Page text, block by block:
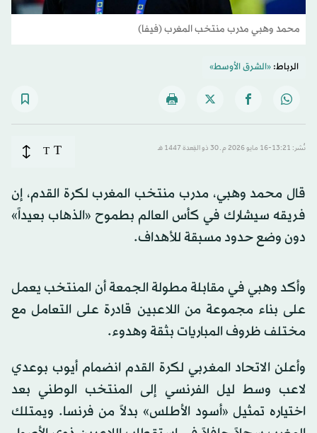
محمد وهبي مدرب منتخب المغرب (فيفا)
الرباط:«الشرق الأوسط»
نُشر: 13:21-16 مايو 2026 م ـ 30 ذو القِعدة 1447 هـ T
T
قال محمد وهبي، مدرب منتخب المغرب لكرة القدم، إن
فريقه سيشارك في كأس العالم بطموح «الذهاب بعيداً»
دون وضع حدود مسبقة للأهداف.
وأكد وهبي في مقابلة مطولة الجمعة أن المنتخب يعمل
على بناء مجموعة من اللاعبين قادرة على التعامل مع
مختلف ظروف المباريات بثقة وهدوء.
وأعلن الاتحاد المغربي لكرة القدم انضمام أيوب بوعدي
لاعب وسط ليل الفرنسي إلى المنتخب الوطني بعد
اختياره تمثيل «أسود الأطلس» بدلاً من فرنسا. ويمتلك